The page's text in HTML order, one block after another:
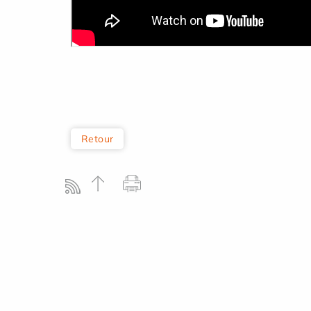
Retour